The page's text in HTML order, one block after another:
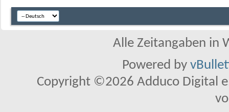
Alle Zeitangaben in
Powered by
Copyright ©2026 Adduco Digital